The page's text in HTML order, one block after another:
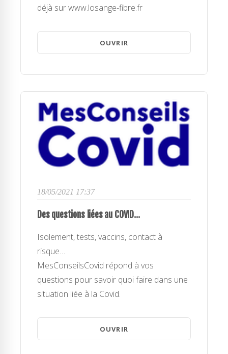
déjà sur www.losange-fibre.fr
OUVRIR
18/05/2021 17:37
Des questions liées au COVID...
Isolement, tests, vaccins, contact à
risque…
MesConseilsCovid répond à vos
questions pour savoir quoi faire dans une
situation liée à la Covid.
OUVRIR